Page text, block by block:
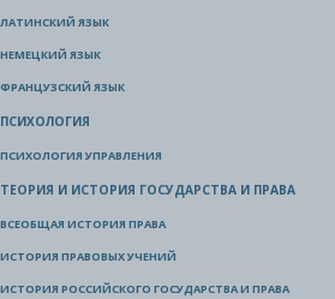
ЛАТИНСКИЙ ЯЗЫК
НЕМЕЦКИЙ ЯЗЫК
ФРАНЦУЗСКИЙ ЯЗЫК
ПСИХОЛОГИЯ
ПСИХОЛОГИЯ УПРАВЛЕНИЯ
ТЕОРИЯ И ИСТОРИЯ ГОСУДАРСТВА И ПРАВА
ВСЕОБЩАЯ ИСТОРИЯ ПРАВА
ИСТОРИЯ ПРАВОВЫХ УЧЕНИЙ
ИСТОРИЯ РОССИЙСКОГО ГОСУДАРСТВА И ПРАВА